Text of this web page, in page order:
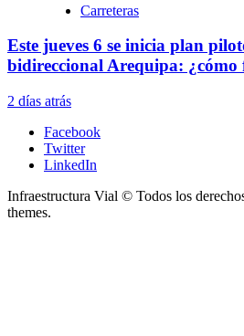
Carreteras
Este jueves 6 se inicia plan
bidireccional Arequipa: ¿cómo
2 días atrás
Facebook
Twitter
LinkedIn
Infraestructura Vial © Todos los
themes.